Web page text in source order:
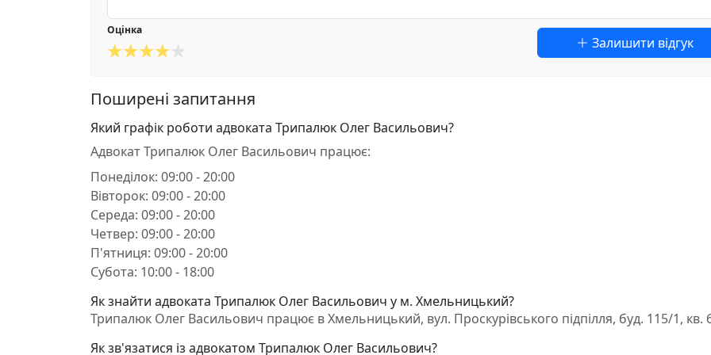
Оцінка
Залишити відгук
Поширені запитання
Який графік роботи адвоката Трипалюк Олег Васильович?
Адвокат Трипалюк Олег Васильович працює:
Понеділок: 09:00 - 20:00
Вівторок: 09:00 - 20:00
Середа: 09:00 - 20:00
Четвер: 09:00 - 20:00
П'ятниця: 09:00 - 20:00
Субота: 10:00 - 18:00
Як знайти адвоката Трипалюк Олег Васильович у м. Хмельницький?
Трипалюк Олег Васильович працює в Хмельницький, вул. Проскурівського підпілля, буд. 115/1, кв.
Як зв'язатися із адвокатом Трипалюк Олег Васильович?